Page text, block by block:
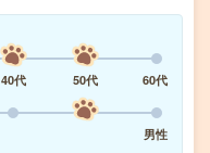
40代 50代
60代
男性